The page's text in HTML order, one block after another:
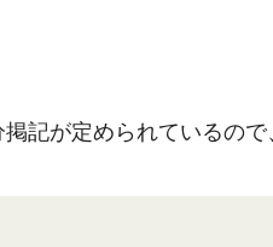
記が定められているの